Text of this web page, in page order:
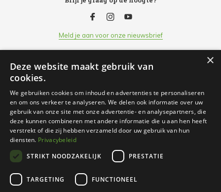
Meld je aan voor onze nieuwsbrief
Klantenservice
Openingsuren
Informatie
Contact
×
Deze website maakt gebruik van
cookies.
We gebruiken cookies om inhoud en advertenties te personaliseren
en om ons verkeer te analyseren. We delen ook informatie over uw
gebruik van onze site met onze advertentie- en analysepartners, die
deze kunnen combineren met andere informatie die u aan hen heeft
verstrekt of die zij hebben verzameld door uw gebruik van hun
diensten. Privacybeleid
STRIKT NOODZAKELIJK
PRESTATIE
TARGETING FUNCTIONEEL